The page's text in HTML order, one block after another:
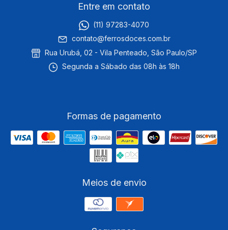
Entre em contato
(11) 97283-4070
contato@ferrosdoces.com.br
Rua Urubá, 02 - Vila Penteado, São Paulo/SP
Segunda a Sábado das 08h às 18h
Formas de pagamento
Meios de envio